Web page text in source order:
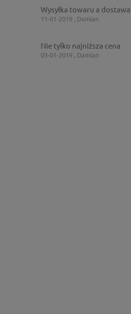
Wysyłka towaru a dostawa
11-01-2019 , Damian
Nie tylko najniższa cena
03-01-2019 , Damian